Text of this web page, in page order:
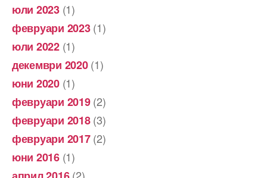
юли 2023(1)
февруари 2023(1)
юли 2022(1)
декември 2020(1)
юни 2020(1)
февруари 2019(2)
февруари 2018(3)
февруари 2017(2)
юни 2016(1)
(2)